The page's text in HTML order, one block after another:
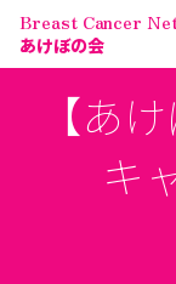
Breast Cancer
あけぼの会
【あ
キ